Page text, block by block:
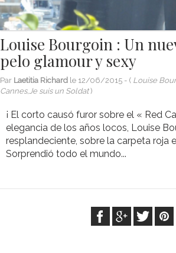
Louise Bourgoin : Un
pelo glamour y sexy
Par Laetitia Richard le 12/06/2015 - ( Louise
Cannes,Je suis un Soldat)
¡ El corto causó furor sobre el « Red
elegancia de los años locos, Louise
resplandeciente, sobre la carpeta roja
Sorprendió todo el mundo...